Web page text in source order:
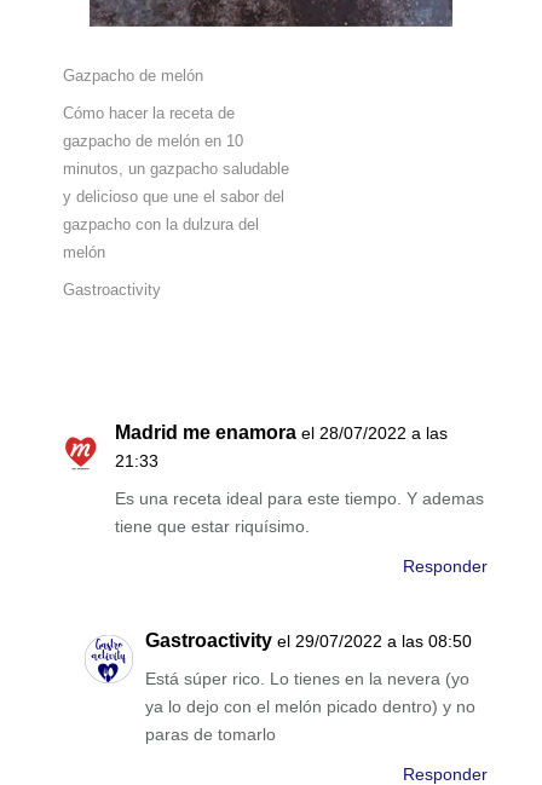
Gazpacho de melón
Cómo hacer la receta de
gazpacho de melón en 10
minutos, un gazpacho saludable
y delicioso que une el sabor del
gazpacho con la dulzura del
melón
Gastroactivity
Madrid me enamora el 28/07/2022 a las
21:33
Es una receta ideal para este tiempo. Y ademas
tiene que estar riquísimo.
Responder
Gastroactivity el 29/07/2022 a las 08:50
Está súper rico. Lo tienes en la nevera (yo
ya lo dejo con el melón picado dentro) y no
paras de tomarlo
Responder